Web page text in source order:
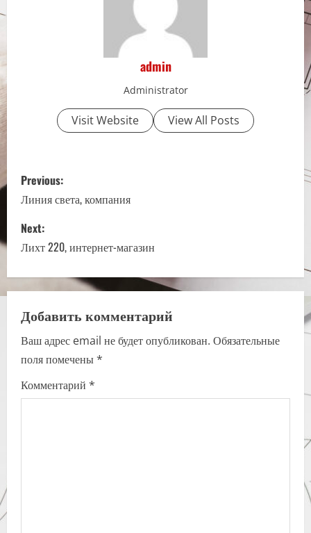
admin
Administrator
Visit Website View All Posts
P
o
s
t
n
a
v
i
g
Previous:
Линия света, компания
Next:
Лихт 220, интернет-магазин
Добавить комментарий
Ваш адрес email не будет опубликован. Обязательные
поля помечены*
Комментарий *